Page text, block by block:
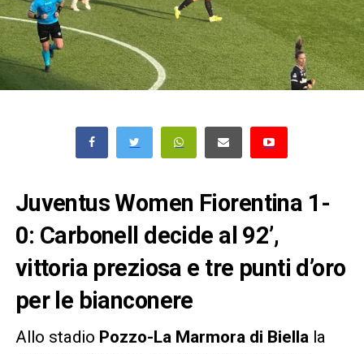
Juventus Women Fiorentina 1-
0: Carbonell decide al 92’,
vittoria preziosa e tre punti d’oro
per le bianconere
Allo stadio Pozzo-La Marmora di Biella la